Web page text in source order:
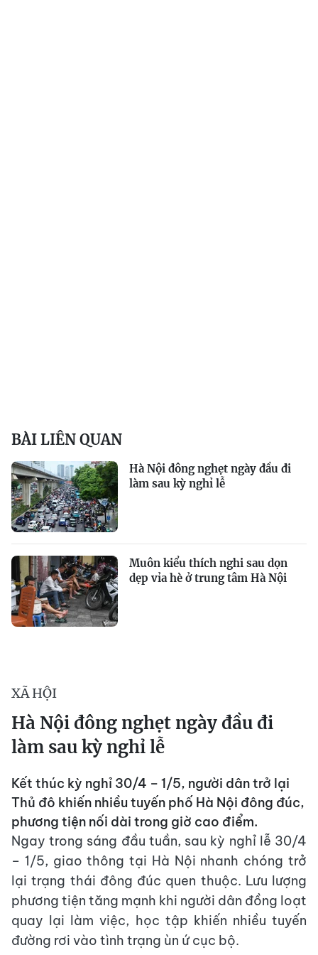
BÀI LIÊN QUAN
Hà Nội đông nghẹt ngày đầu đi
làm sau kỳ nghỉ lễ
Muôn kiểu thích nghi sau dọn
dẹp vỉa hè ở trung tâm Hà Nội
XÃ HỘI
Hà Nội đông nghẹt ngày đầu đi
làm sau kỳ nghỉ lễ
Kết thúc kỳ nghỉ 30/4 – 1/5, người dân trở lại
Thủ đô khiến nhiều tuyến phố Hà Nội đông đúc,
phương tiện nối dài trong giờ cao điểm.
Ngay trong sáng đầu tuần, sau kỳ nghỉ lễ 30/4
– 1/5, giao thông tại Hà Nội nhanh chóng trở
lại trạng thái đông đúc quen thuộc. Lưu lượng
phương tiện tăng mạnh khi người dân đồng loạt
quay lại làm việc, học tập khiến nhiều tuyến
đường rơi vào tình trạng ùn ứ cục bộ.